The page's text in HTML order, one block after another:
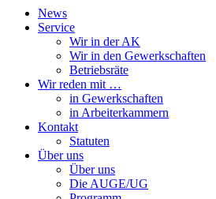
News
Service
Wir in der AK
Wir in den Gewerkschaften
Betriebsräte
Wir reden mit …
in Gewerkschaften
in Arbeiterkammern
Kontakt
Statuten
Über uns
Über uns
Die AUGE/UG